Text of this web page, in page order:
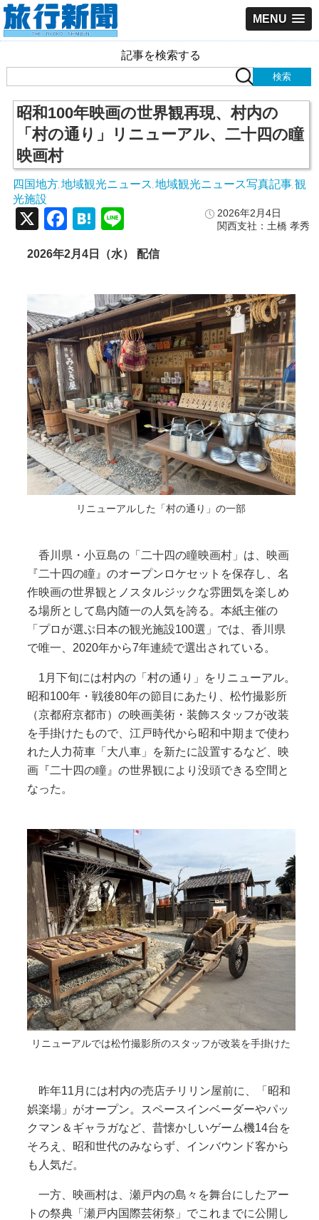
MENU
記事を検索する
昭和100年映画の世界観再現、村内の
「村の通り」リニューアル、二十四の瞳
映画村
四国地方 地域観光ニュース 地域観光ニュース写真記事, 観
光施設
2026年2月4日
関西支社：土橋 孝秀
X Facebook
Hatena
2026年2月4日（水） 配信
リニューアルした「村の通り」の一部
香川県・小豆島の「二十四の瞳映画村」は、映画
『二十四の瞳』のオープンロケセットを保存し、名
作映画の世界観とノスタルジックな雰囲気を楽しめ
る場所として島内随一の人気を誇る。本紙主催の
「プロが選ぶ日本の観光施設100選」では、香川県
で唯一、2020年から7年連続で選出されている。
1月下旬には村内の「村の通り」をリニューアル。
昭和100年・戦後80年の節目にあたり、松竹撮影所
（京都府京都市）の映画美術・装飾スタッフが改装
を手掛けたもので、江戸時代から昭和中期まで使わ
れた人力荷車「大八車」を新たに設置するなど、映
画『二十四の瞳』の世界観により没頭できる空間と
なった。
リニューアルでは松竹撮影所のスタッフが改装を手掛けた
昨年11月には村内の売店チリリン屋前に、「昭和
娯楽場」がオープン。スペースインベーダーやパッ
クマン＆ギャラガなど、昔懐かしいゲーム機14台を
そろえ、昭和世代のみならず、インバウンド客から
も人気だ。
一方、映画村は、瀬戸内の島々を舞台にしたアー
トの祭典「瀬戸内国際芸術祭」でこれまでに公開し